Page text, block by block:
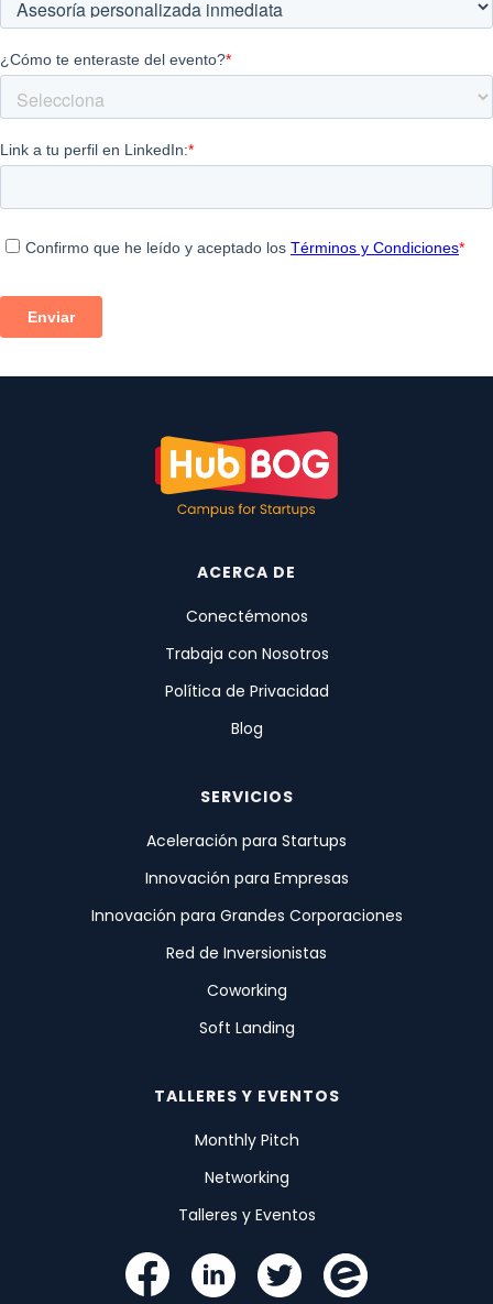
ACERCA DE
Conectémonos
Trabaja con Nosotros
Política de Privacidad
Blog
SERVICIOS
Aceleración para Startups
Innovación para Empresas
Innovación para Grandes Corporaciones
Red de Inversionistas
Coworking
Soft Landing
TALLERES Y EVENTOS
Monthly Pitch
Networking
Talleres y Eventos